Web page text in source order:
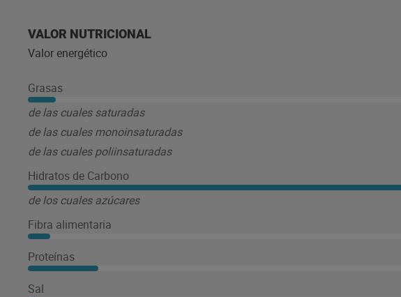
VALOR NUTRICIONAL
Valor energético
Grasas
de las cuales saturadas
de las cuales monoinsaturadas
de las cuales poliinsaturadas
Hidratos de Carbono
de los cuales azúcares
Fibra alimentaria
Proteínas
Sal